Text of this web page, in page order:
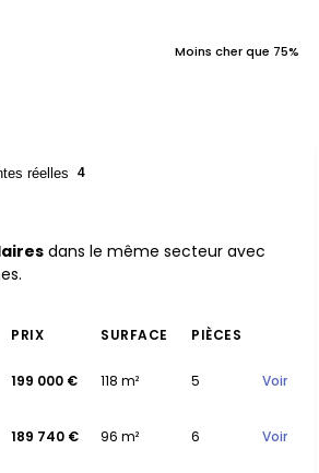
Moins cher que 75%
réelles 4
dans le même secteur avec
PRIX SURFACE
PIÈCES
199 000 € 118 m² 5 Voir
189 740 € 96 m² 6 Voir